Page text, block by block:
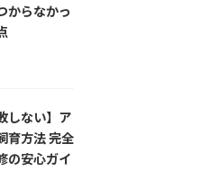
からなかっ
しない】ア
育方法 完全
の安心ガイ